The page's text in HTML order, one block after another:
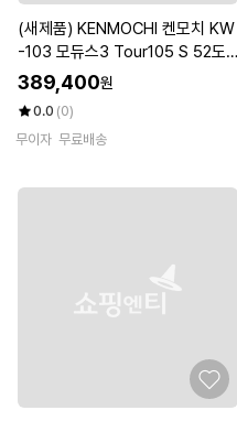
(새제품) KENMOCHI 켄모치 KW
-103 모듀스3 Tour105 S 52도5
6도 남성웨지
389,400원
0.0 (0)
무이자 무료배송